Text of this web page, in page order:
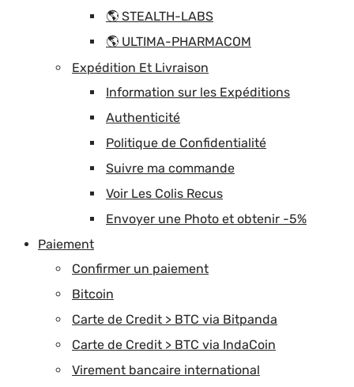
🌎 STEALTH-LABS
🌎 ULTIMA-PHARMACOM
Expédition Et Livraison
Information sur les Expéditions
Authenticité
Politique de Confidentialité
Suivre ma commande
Voir Les Colis Recus
Envoyer une Photo et obtenir -5%
Paiement
Confirmer un paiement
Bitcoin
Carte de Credit > BTC via Bitpanda
Carte de Credit > BTC via IndaCoin
Virement bancaire international